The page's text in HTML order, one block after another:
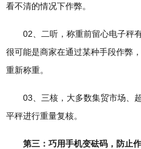
看不清的情况下作弊。
02、二听，称重前留心电子秤有
很可能是商家在通过某种手段作弊
重新称重。
03、三核，大多数集贸市场、
平秤进行重量复核。
第三：巧用手机变砝码，防止